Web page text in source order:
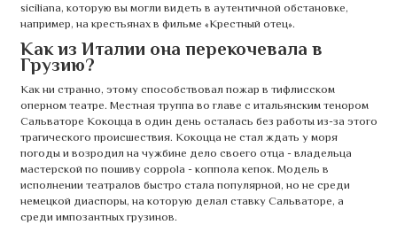
siciliana, которую вы могли видеть в аутентичной обстановке,
например, на крестьянах в фильме «Крестный отец».
Как из Италии она перекочевала в
Грузию?
Как ни странно, этому способствовал пожар в тифлисском
оперном театре. Местная труппа во главе с итальянским тенором
Сальваторе Кокоцца в один день осталась без работы из-за этого
трагического происшествия. Кокоцца не стал ждать у моря
погоды и возродил на чужбине дело своего отца - владельца
мастерской по пошиву coppola - коппола кепок. Модель в
исполнении театралов быстро стала популярной, но не среди
немецкой диаспоры, на которую делал ставку Сальваторе, а
среди импозантных грузинов.